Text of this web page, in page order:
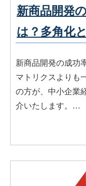
新商品開発
は？多角化
新商品開発の成功
マトリクスよりも
の方が、中小企業
介いたします。…